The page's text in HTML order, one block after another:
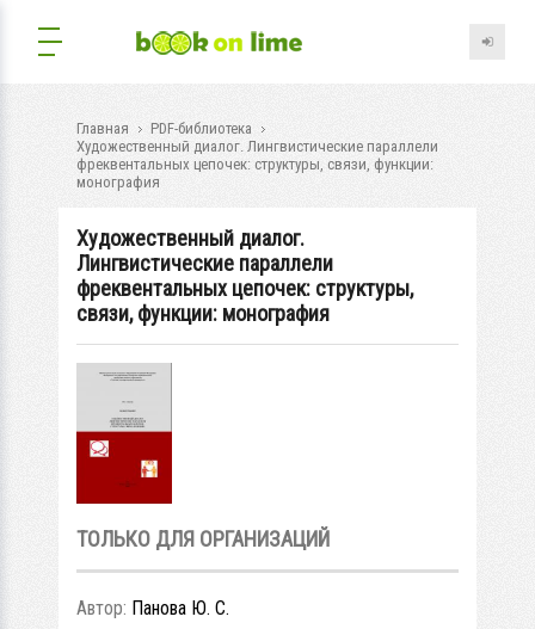
Главная
PDF-библиотека
Художественный диалог. Лингвистические параллели
фреквентальных цепочек: структуры, связи, функции:
монография
Художественный диалог.
Лингвистические параллели
фреквентальных цепочек: структуры,
связи, функции: монография
ТОЛЬКО ДЛЯ ОРГАНИЗАЦИЙ
Автор: Панова Ю. С.